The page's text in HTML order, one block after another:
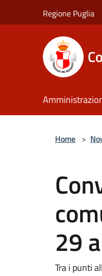
Regione Puglia
Home >
29
Tra i punti